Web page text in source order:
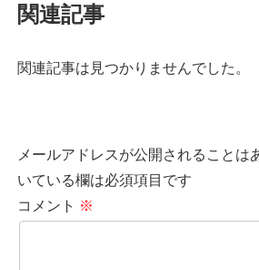
関連記事
関連記事は見つかりませんでした。
メールアドレスが公開されることは
いている欄は必須項目です
コメント ※